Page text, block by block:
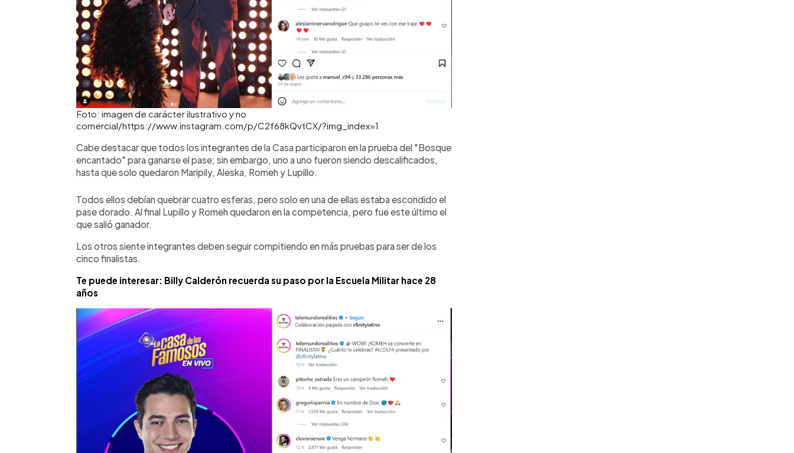
Foto: imagen de carácter ilustrativo y no
comercial/https://www.instagram.com/p/C2f68kQvtCX/?img_index=1
Cabe destacar que todos los integrantes de la Casa participaron en la prueba del "Bosque
encantado" para ganarse el pase; sin embargo, uno a uno fueron siendo descalificados,
hasta que solo quedaron Maripily, Aleska, Romeh y Lupillo.
Todos ellos debían quebrar cuatro esferas, pero solo en una de ellas estaba escondido el
pase dorado. Al final Lupillo y Romeh quedaron en la competencia, pero fue este último el
que salió ganador.
Los otros siente integrantes deben seguir compitiendo en más pruebas para ser de los
cinco finalistas.
Te puede interesar: Billy Calderón recuerda su paso por la Escuela Militar hace 28
años